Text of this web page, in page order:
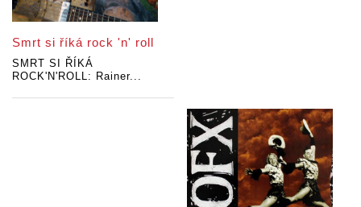
Smrt si říká rock 'n' roll
SMRT SI ŘÍKÁ
ROCK'N'ROLL: Rainer...